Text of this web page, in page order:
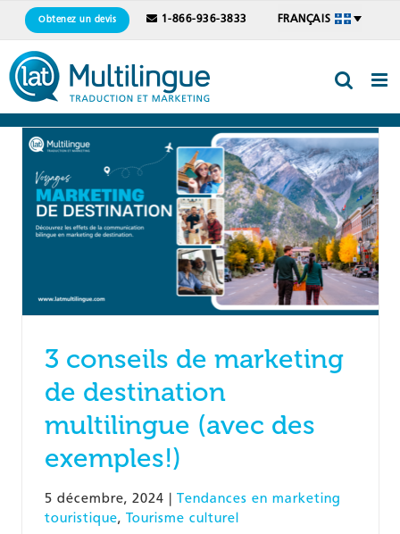
Skip
content
Obtenez un devis 1-866-936-3833 FRANÇAIS
3 conseils de marketing
de destination
multilingue (avec des
exemples!)
5 décembre, 2024 | Tendances en marketing
touristique, Tourisme culturel